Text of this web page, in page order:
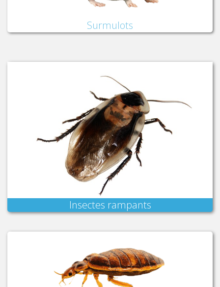
Surmulots
Insectes rampants